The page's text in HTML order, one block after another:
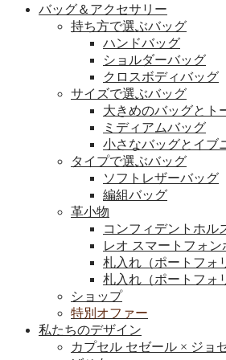
バッグ＆アクセサリー
持ち方で選ぶバッグ
ハンドバッグ
ショルダーバッグ
クロスボディバッグ
サイズで選ぶバッグ
大きめのバッグとト
ミディアムバッグ
小さなバッグとイブ
タイプで選ぶバッグ
ソフトレザーバッグ
編組バッグ
革小物
コンフィデントホル
レオ スマートフォン
札入れ（ポートフォ
札入れ（ポートフォ
ショップ
特別オファー
私たちのデザイン
カプセル セゼール × ジョ